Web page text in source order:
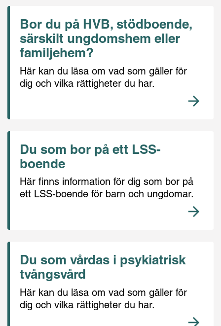
Bor du på HVB, stödboende,
särskilt ungdomshem eller
familjehem?
Här kan du läsa om vad som gäller för
dig och vilka rättigheter du har.
Du som bor på ett LSS-
boende
Här finns information för dig som bor på
ett LSS-boende för barn och ungdomar.
Du som vårdas i psykiatrisk
tvångsvård
Här kan du läsa om vad som gäller för
dig och vilka rättigheter du har.